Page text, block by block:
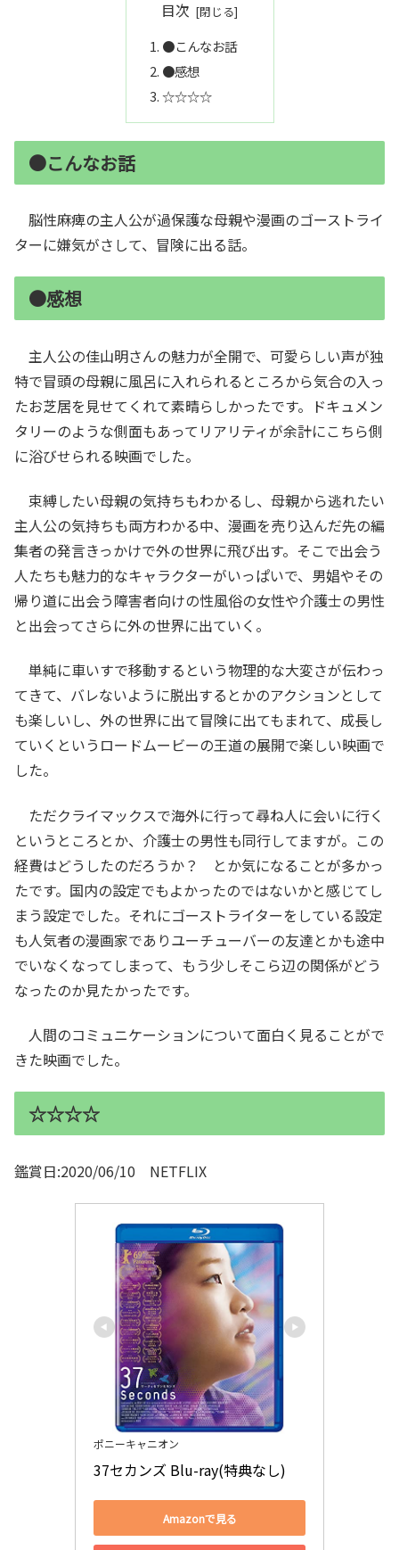
目次
●こんなお話
●感想
☆☆☆☆
●こんなお話
脳性麻痺の主人公が過保護な母親や漫画のゴーストライ
ターに嫌気がさして、冒険に出る話。
●感想
主人公の佳山明さんの魅力が全開で、可愛らしい声が独
特で冒頭の母親に風呂に入れられるところから気合の入っ
たお芝居を見せてくれて素晴らしかったです。ドキュメン
タリーのような側面もあってリアリティが余計にこちら側
に浴びせられる映画でした。
束縛したい母親の気持ちもわかるし、母親から逃れたい
主人公の気持ちも両方わかる中、漫画を売り込んだ先の編
集者の発言きっかけで外の世界に飛び出す。そこで出会う
人たちも魅力的なキャラクターがいっぱいで、男娼やその
帰り道に出会う障害者向けの性風俗の女性や介護士の男性
と出会ってさらに外の世界に出ていく。
単純に車いすで移動するという物理的な大変さが伝わっ
てきて、バレないように脱出するとかのアクションとして
も楽しいし、外の世界に出て冒険に出てもまれて、成長し
ていくというロードムービーの王道の展開で楽しい映画で
した。
ただクライマックスで海外に行って尋ね人に会いに行く
というところとか、介護士の男性も同行してますが。この
経費はどうしたのだろうか？ とか気になることが多かっ
たです。国内の設定でもよかったのではないかと感じてし
まう設定でした。それにゴーストライターをしている設定
も人気者の漫画家でありユーチューバーの友達とかも途中
でいなくなってしまって、もう少しそこら辺の関係がどう
なったのか見たかったです。
人間のコミュニケーションについて面白く見ることがで
きた映画でした。
☆☆☆☆
鑑賞日:2020/06/10 NETFLIX
ポニーキャニオン
37セカンズ Blu-ray(特典なし)
Amazonで見る